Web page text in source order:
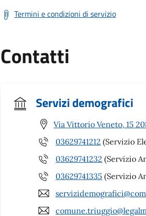
Termini e condizioni di servizio
Contatti
Servizi demografici
Via Vittorio Veneto, 15
03629741212 (Servizio
03629741232 (Servizio
03629741335 (Servizio